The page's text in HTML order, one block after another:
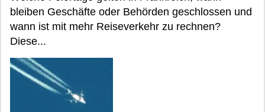
bleiben Geschäfte oder Behörden geschlossen und
wann ist mit mehr Reiseverkehr zu rechnen?
Diese...